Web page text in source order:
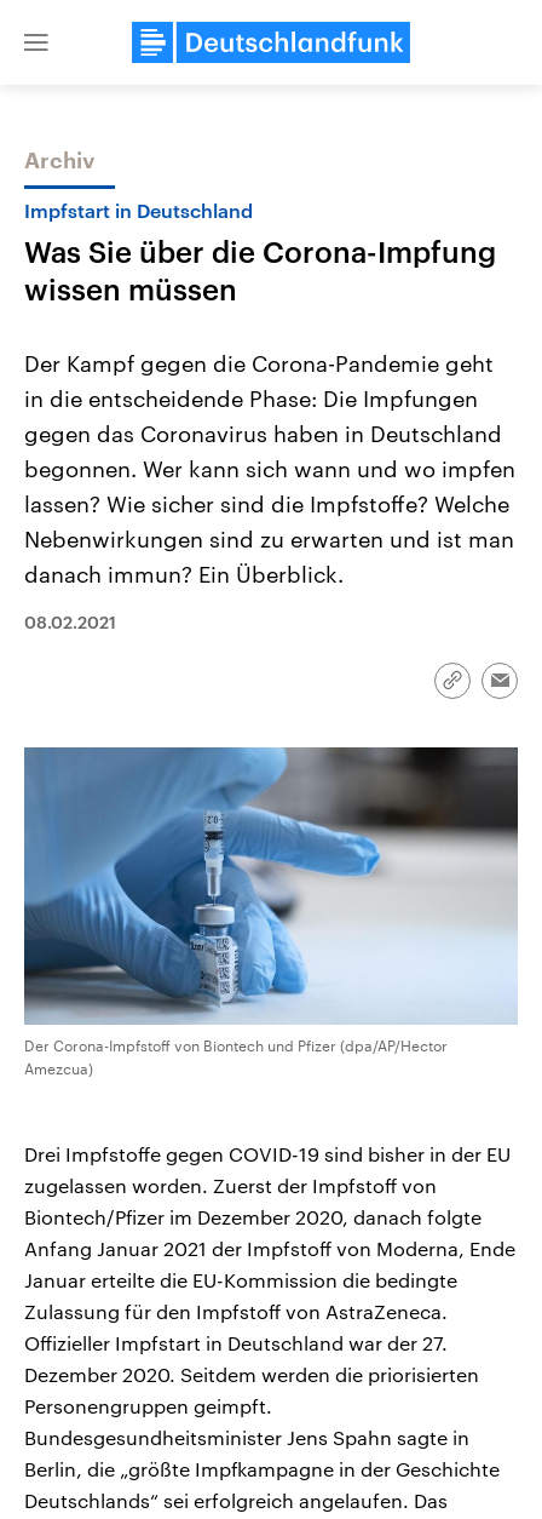
Close
Themen
Landtagswahl Sachsen-Anhalt
2026
Alle Informationen
Sachsen-Anhalt wählt am 6.
September 2026 einen neuen
Landtag. Seit 2021 wird das
Bundesland von einer Koalition aus
CDU, SPD und FDP regiert.-
Umfragen, Prognosen,
und Hintergründe zu den Parteien
und Kandidaten der anstehenden
USA
Aktuelle Beiträge,
Hintergründe
Wirtschaftlich und
gehören die Vereinigten
den mächtigsten Ländern
mit großem Einfluss auf
Sendungen
Archiv
Impfstart in Deutschland
Was Sie über die Corona-Impfung
wissen müssen
Der Kampf gegen die Corona-Pandemie geht
in die entscheidende Phase: Die Impfungen
gegen das Coronavirus haben in Deutschland
begonnen. Wer kann sich wann und wo impfen
lassen? Wie sicher sind die Impfstoffe? Welche
Nebenwirkungen sind zu erwarten und ist man
danach immun? Ein Überblick.
08.02.2021
Link
Der Corona-Impfstoff von Biontech und Pfizer (dpa/AP/Hector
Amezcua)
Drei Impfstoffe gegen COVID-19 sind bisher in der EU
zugelassen worden. Zuerst der Impfstoff von
Biontech/Pfizer im Dezember 2020, danach folgte
Anfang Januar 2021 der Impfstoff von Moderna, Ende
Januar erteilte die EU-Kommission die bedingte
Zulassung für den Impfstoff von AstraZeneca.
Offizieller Impfstart in Deutschland war der 27.
Dezember 2020. Seitdem werden die priorisierten
Personengruppen geimpft.
Bundesgesundheitsminister Jens Spahn sagte in
Berlin, die „größte Impfkampagne in der Geschichte
Deutschlands“ sei erfolgreich angelaufen. Das